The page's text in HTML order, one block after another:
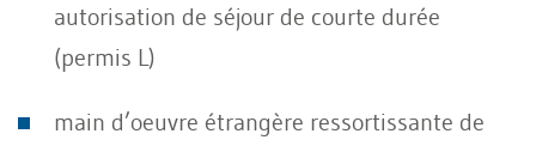
autorisation de séjour de courte durée
(permis L)
main d’oeuvre étrangère ressortissante de